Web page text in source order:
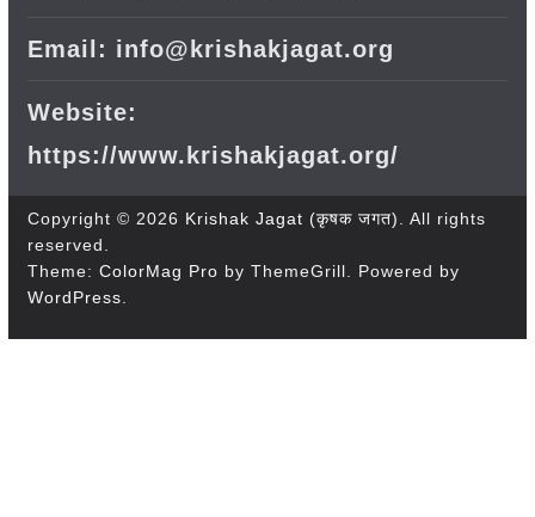
Email: info@krishakjagat.org
Website:
https://www.krishakjagat.org/
Copyright © 2026 Krishak Jagat (कृषक जगत)
. All rights
reserved.
Theme: ColorMag Pro by ThemeGrill. Powered by
WordPress